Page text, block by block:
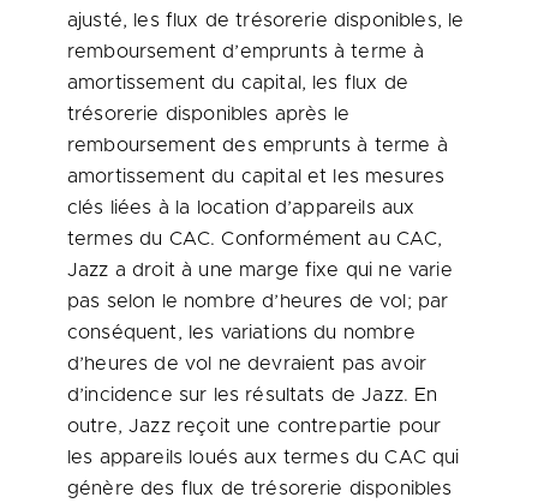
ajusté, les flux de trésorerie disponibles, le
remboursement d’emprunts à terme à
amortissement du capital, les flux de
trésorerie disponibles après le
remboursement des emprunts à terme à
amortissement du capital et les mesures
clés liées à la location d’appareils aux
termes du CAC. Conformément au CAC,
Jazz a droit à une marge fixe qui ne varie
pas selon le nombre d’heures de vol; par
conséquent, les variations du nombre
d’heures de vol ne devraient pas avoir
d’incidence sur les résultats de Jazz. En
outre, Jazz reçoit une contrepartie pour
les appareils loués aux termes du CAC qui
génère des flux de trésorerie disponibles